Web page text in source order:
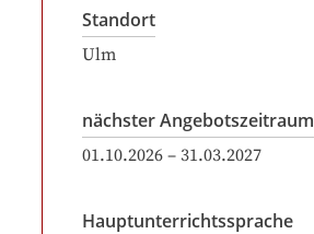
Standort
Ulm
nächster Angebotszeitraum
01.10.2026 – 31.03.2027
Hauptunterrichtssprache